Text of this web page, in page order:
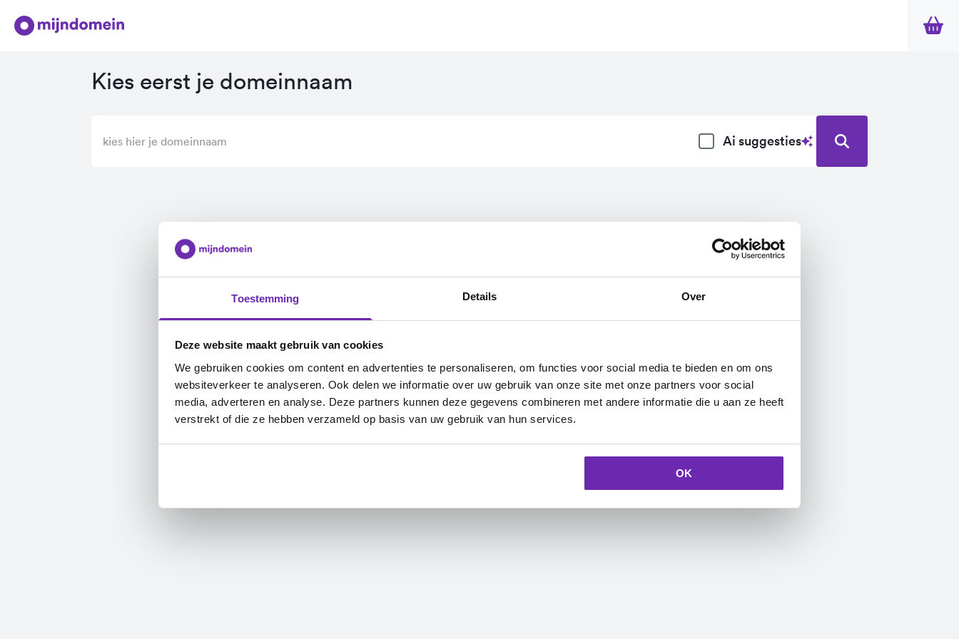
Toestemming Details Over
Deze website maakt gebruik van cookies
We gebruiken cookies om content en advertenties te personaliseren, om functies voor social media te bieden en om ons
websiteverkeer te analyseren. Ook delen we informatie over uw gebruik van onze site met onze partners voor social
media, adverteren en analyse. Deze partners kunnen deze gegevens combineren met andere informatie die u aan ze heeft
verstrekt of die ze hebben verzameld op basis van uw gebruik van hun services.
OK
Kies eerst je domeinnaam
Ai suggesties